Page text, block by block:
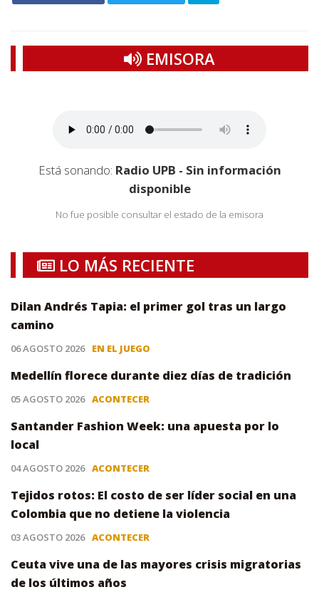
EMISORA
Está sonando: Radio UPB - Sin información
disponible
No fue posible consultar el estado de la emisora
LO MÁS RECIENTE
Dilan Andrés Tapia: el primer gol tras un largo
camino
06 AGOSTO 2026 EN EL JUEGO
Medellín florece durante diez días de tradición
05 AGOSTO 2026 ACONTECER
Santander Fashion Week: una apuesta por lo
local
04 AGOSTO 2026 ACONTECER
Tejidos rotos: El costo de ser líder social en una
Colombia que no detiene la violencia
03 AGOSTO 2026 ACONTECER
Ceuta vive una de las mayores crisis migratorias
de los últimos años